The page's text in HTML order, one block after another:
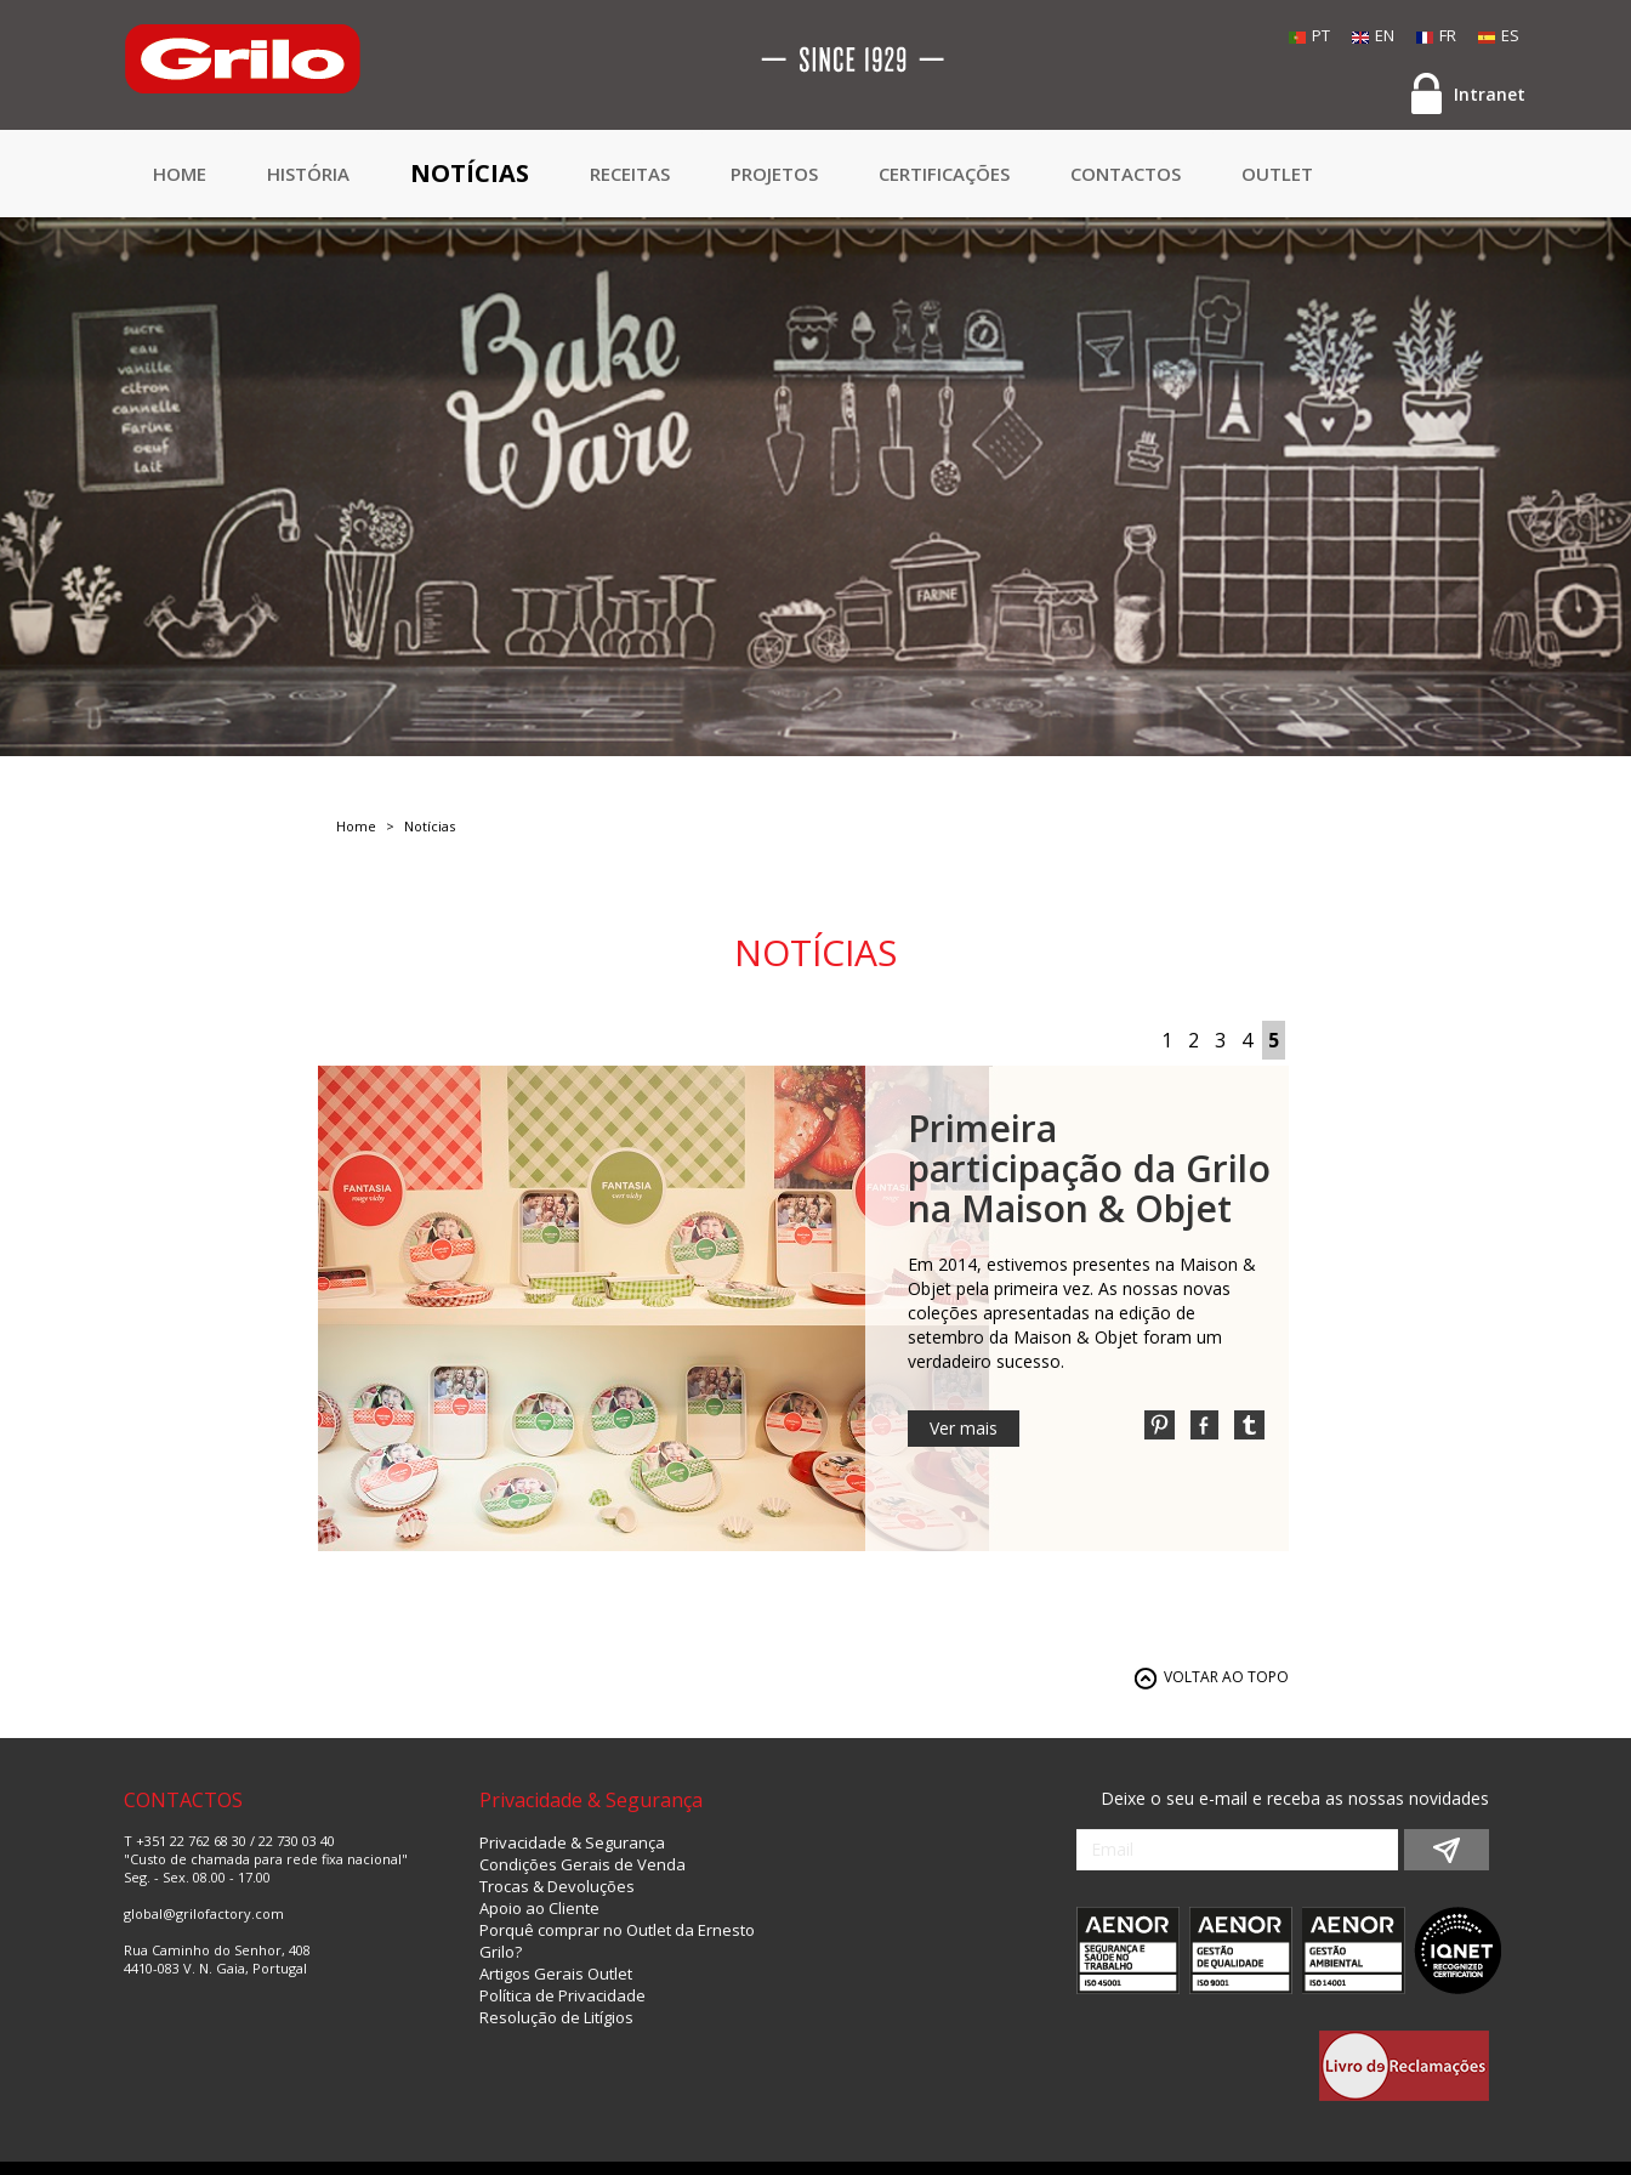
PT EN FR ES
Intranet
HOME HISTÓRIA NOTÍCIAS RECEITAS PROJETOS CERTIFICAÇÕES CONTACTOS OUTLET
Home Notícias
NOTÍCIAS
1 2 3 4 5
Primeira
participação da Grilo
na Maison & Objet
Em 2014, estivemos presentes na Maison &
Objet pela primeira vez. As nossas novas
coleções apresentadas na edição de
setembro da Maison & Objet foram um
verdadeiro sucesso.
Ver mais
VOLTAR AO TOPO
CONTACTOS
T +351 22 762 68 30 / 22 730 03 40
"Custo de chamada para rede fixa nacional"
Seg. - Sex. 08.00 - 17.00
global@grilofactory.com
Rua Caminho do Senhor, 408
4410-083 V. N. Gaia, Portugal
Privacidade & Segurança
Privacidade & Segurança
Condições Gerais de Venda
Trocas & Devoluções
Apoio ao Cliente
Porquê comprar no Outlet da Ernesto
Grilo?
Artigos Gerais Outlet
Política de Privacidade
Resolução de Litígios
Deixe o seu e-mail e receba as nossas novidades